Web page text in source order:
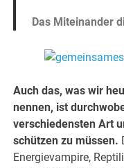
Das Miteinander
Auch das, was wir
nennen, ist
verschiedensten Art
schützen zu müssen.
Energievampire,